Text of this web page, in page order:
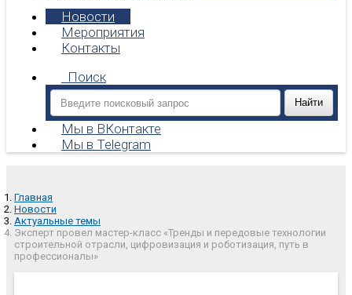
Новости
Мероприятия
Контакты
Поиск
Мы в ВКонтакте
Мы в Telegram
Главная
Новости
Актуальные темы
Эксперт провел мастер-класс «Тренды и передовые технологии
строительной отрасли, цифровизация и роботизация, путь в
профессионалы»